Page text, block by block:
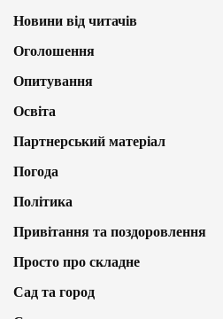
Новини від читачів
Оголошення
Опитування
Освіта
Партнерський матеріал
Погода
Політика
Привітання та поздоровлення
Просто про складне
Сад та город